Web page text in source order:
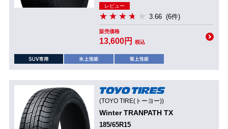
レビュー
3.66 (6件)
販売価格
13,600円 税込
(TOYO TIRE(トーヨー))
Winter TRANPATH TX
185/65R15